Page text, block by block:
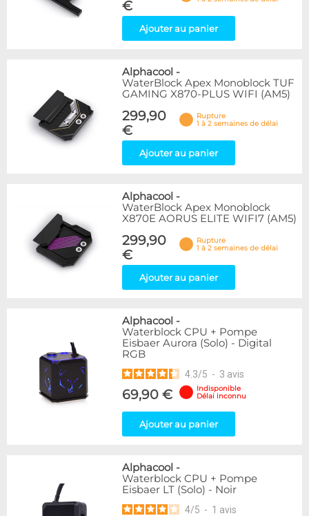
€
Ajouter au panier
Alphacool -
WaterBlock Apex Monoblock TUF
GAMING X870-PLUS WIFI (AM5)
299,90
€
Rupture
1 à 2 semaines de délai
Ajouter au panier
Alphacool -
WaterBlock Apex Monoblock
X870E AORUS ELITE WIFI7 (AM5)
299,90
€
Rupture
1 à 2 semaines de délai
Ajouter au panier
Alphacool -
Waterblock CPU + Pompe
Eisbaer Aurora (Solo) - Digital
RGB
4.3/5 - 3 avis
69,90 €
Indisponible
Délai inconnu
Ajouter au panier
Alphacool -
Waterblock CPU + Pompe
Eisbaer LT (Solo) - Noir
4/5 - 1 avis